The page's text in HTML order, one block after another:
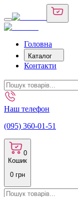
Головна
Каталог
Контакти
Наш телефон
(095) 360-01-51
0
Кошик
0 грн